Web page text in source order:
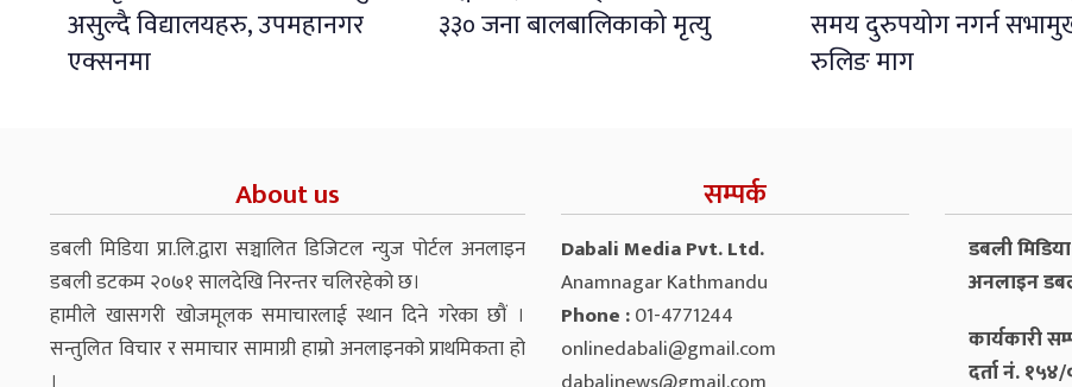
असुल्दै विद्यालयहरु, उपमहानगर
एक्सनमा
३३० जना बालबालिकाको मृत्यु
समय दुरुपयोग नगर्न
रुलिङ माग
About us
डबली मिडिया प्रा.लि.द्वारा सञ्चालित डिजिटल न्युज पोर्टल अनलाइन
डबली डटकम २०७१ सालदेखि निरन्तर चलिरहेको छ।
हामीले खासगरी खोजमूलक समाचारलाई स्थान दिने गरेका छौं ।
सन्तुलित विचार र समाचार सामाग्री हाम्रो अनलाइनको प्राथमिकता हो
सम्पर्क
Dabali Media Pvt. Ltd.
Anamnagar Kathmandu
Phone :01-4771244
onlinedabali@gmail.com
डबली मिडिया
अनलाइन
कार्यकारी
दर्ता नं.